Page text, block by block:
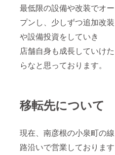
最低限の設備や改装でオー
プンし、少しずつ追加改装
や設備投資をしていき
店舗自身も成長していけた
らなと思っております。
移転先について
現在、南彦根の小泉町の線
路沿いで営業しております